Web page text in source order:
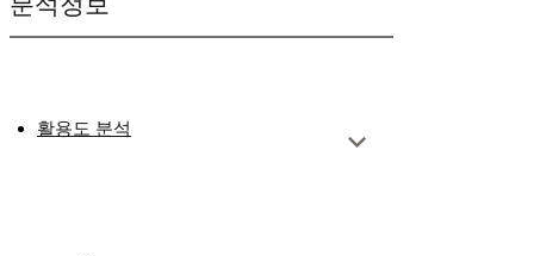
활용도 분석